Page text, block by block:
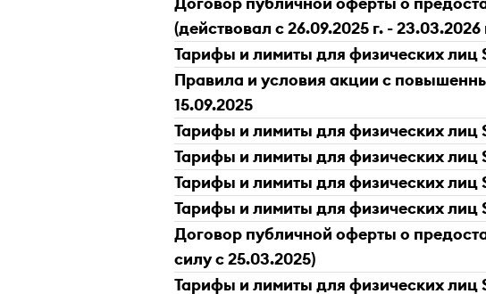
Договор публичной оферты о
(действовал с 26.09.2025 г. - 23.03.2026
Тарифы и лимиты для физических лиц
Правила и условия акции с
15.09.2025
Тарифы и лимиты для физических лиц
Тарифы и лимиты для физических лиц
Тарифы и лимиты для физических лиц
Тарифы и лимиты для физических лиц
Договор публичной оферты о
силу с 25.03.2025)
Тарифы и лимиты для физических лиц